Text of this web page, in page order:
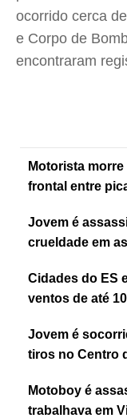
ocorrido cerca
e Corpo de
encontraram
Motorista
frontal entre
Jovem é
crueldade em
Cidades do ES
ventos de até
Jovem é
tiros no Centro
Motoboy é
trabalhava em